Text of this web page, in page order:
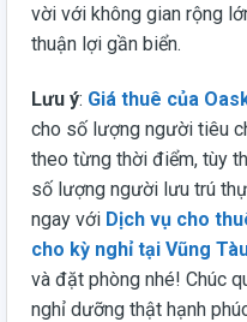
vời với không gian rộng
thuận lợi gần biển.
Lưu ý: Giá thuê của
cho số lượng người tiêu
theo từng thời điểm, tùy
số lượng người lưu trú
ngay với Dịch vụ cho
cho kỳ nghỉ tại Vũng
và đặt phòng nhé! Chúc
nghỉ dưỡng thật hạnh